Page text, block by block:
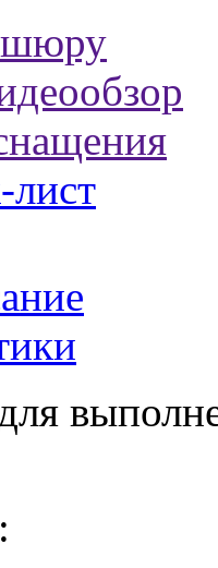
лист